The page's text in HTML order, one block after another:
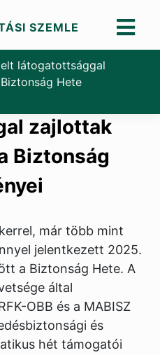
SZEMLE
látogatottsággal
Hete
zajlottak
Biztonság
már több mint
jelentkezett 2025.
a Biztonság Hete. A
által
OBB és a MABISZ
és
hét támogatói